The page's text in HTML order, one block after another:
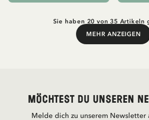
Sie haben 20 von 35 Artikeln
MEHR ANZEIGEN
Mehr
Möchtest du unseren
Melde dich zu unserem Newsletter